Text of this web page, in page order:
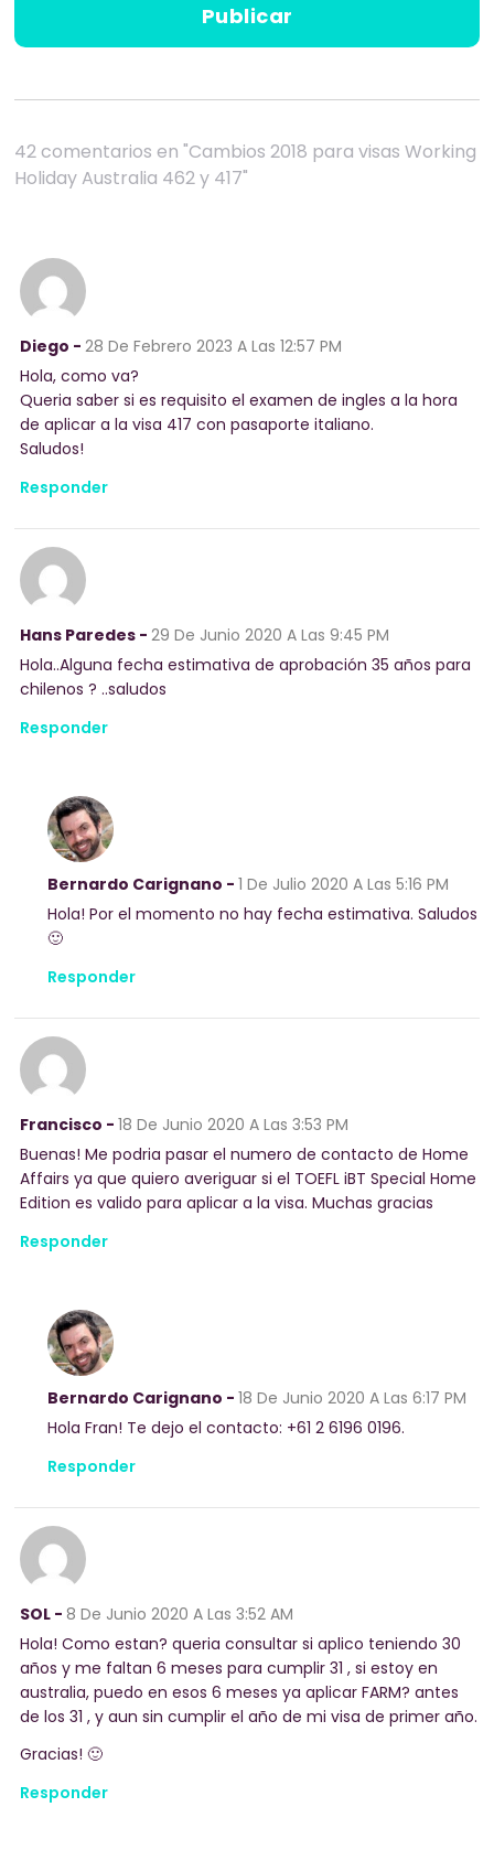
42 comentarios en "Cambios 2018 para visas Working
Holiday Australia 462 y 417"
Diego - 28 De Febrero 2023 A Las 12:57 PM
Hola, como va?
Queria saber si es requisito el examen de ingles a la hora
de aplicar a la visa 417 con pasaporte italiano.
Saludos!
Responder
Hans Paredes - 29 De Junio 2020 A Las 9:45 PM
Hola..Alguna fecha estimativa de aprobación 35 años para
chilenos ? ..saludos
Responder
Bernardo Carignano - 1 De Julio 2020 A Las 5:16 PM
Hola! Por el momento no hay fecha estimativa. Saludos
🙂
Responder
Francisco - 18 De Junio 2020 A Las 3:53 PM
Buenas! Me podria pasar el numero de contacto de Home
Affairs ya que quiero averiguar si el TOEFL iBT Special Home
Edition es valido para aplicar a la visa. Muchas gracias
Responder
Bernardo Carignano - 18 De Junio 2020 A Las 6:17 PM
Hola Fran! Te dejo el contacto: +61 2 6196 0196.
Responder
SOL - 8 De Junio 2020 A Las 3:52 AM
Hola! Como estan? queria consultar si aplico teniendo 30
años y me faltan 6 meses para cumplir 31 , si estoy en
australia, puedo en esos 6 meses ya aplicar FARM? antes
de los 31 , y aun sin cumplir el año de mi visa de primer año.
Gracias! 🙂
Responder